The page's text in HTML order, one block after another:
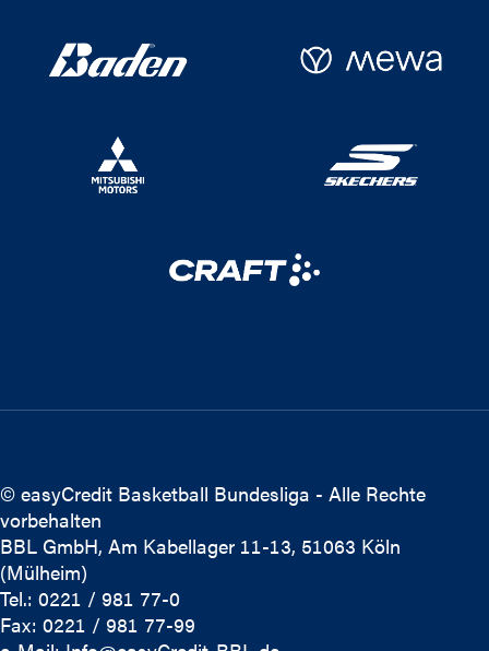
© easyCredit Basketball Bundesliga - Alle Rechte
vorbehalten
BBL GmbH, Am Kabellager 11-13, 51063 Köln
(Mülheim)
Tel.: 0221 / 981 77-0
Fax: 0221 / 981 77-99